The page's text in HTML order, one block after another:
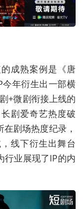
成熟案例是《唐
今年衍生出一部横
+微剧衔接上线的
剧爱奇艺热度破
剧场热度纪录，
线下衍生出舞台
行业展现了IP的内